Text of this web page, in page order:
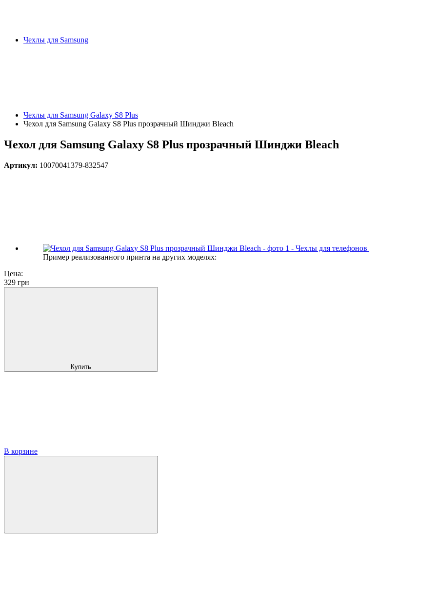
Чехлы для Samsung
Чехлы для Samsung Galaxy S8 Plus
Чехол для Samsung Galaxy S8 Plus прозрачный Шинджи Bleach
Чехол для Samsung Galaxy S8 Plus прозрачный Шинджи Bleach
Артикул: 10070041379-832547
Пример реализованного принта на других моделях:
Цена:
329 грн
Купить
В корзине